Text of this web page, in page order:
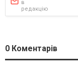
в
редакцію
0 Коментарів